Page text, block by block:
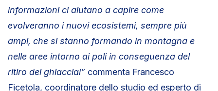
informazioni ci aiutano a capire come
evolveranno i nuovi ecosistemi, sempre più
ampi, che si stanno formando in montagna e
nelle aree intorno ai poli in conseguenza del
ritiro dei ghiacciai” commenta Francesco
Ficetola, coordinatore dello studio ed esperto di